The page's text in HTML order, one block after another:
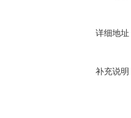
详细地址
补充说明